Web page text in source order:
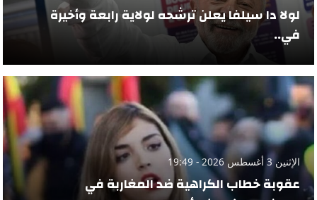
لولا دا سيلفا يعلن ترشحه لولاية رابعة وأخيرة
في..
الإثنين 3 أغسطس 2026 - 19:49
عقوبة خطاب الكراهية ضد المغاربة في